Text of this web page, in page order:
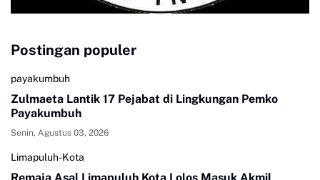
Postingan populer
payakumbuh
Zulmaeta Lantik 17 Pejabat di Lingkungan Pemko
Payakumbuh
Senin, Agustus 03, 2026
Limapuluh-Kota
Remaja Asal Limapuluh Kota Lolos Masuk Akmil